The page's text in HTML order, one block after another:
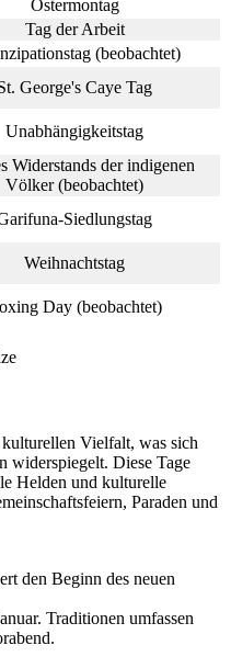
Ostermontag
Tag der Arbeit
(beobachtet)
George's Caye Tag
Unabhängigkeitstag
Widerstands der indigenen
Völker (beobachtet)
Siedlungstag
Weihnachtstag
Day (beobachtet)
Vielfalt, was sich
widerspiegelt. Diese Tage
Helden und kulturelle
Paraden und
den Beginn des neuen
Traditionen umfassen